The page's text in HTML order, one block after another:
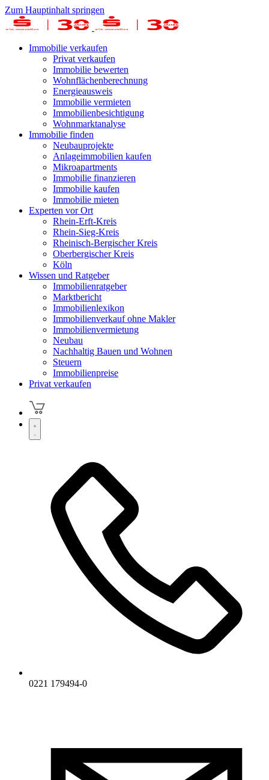
Zum Hauptinhalt springen
Immobilie verkaufen
Privat verkaufen
Immobilie bewerten
Wohnflächenberechnung
Energieausweis
Immobilie vermieten
Immobilienbesichtigung
Wohnmarktanalyse
Immobilie finden
Neubauprojekte
Anlageimmobilien kaufen
Mikroapartments
Immobilie finanzieren
Immobilie kaufen
Immobilie mieten
Experten vor Ort
Rhein-Erft-Kreis
Rhein-Sieg-Kreis
Rheinisch-Bergischer Kreis
Oberbergischer Kreis
Köln
Wissen und Ratgeber
Immobilienratgeber
Marktbericht
Immobilienlexikon
Immobilienverkauf ohne Makler
Immobilienvermietung
Neubau
Nachhaltig Bauen und Wohnen
Steuern
Immobilienpreise
Privat verkaufen
0221 179494-0